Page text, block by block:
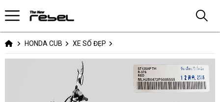
HONDA CUB XE SỐ ĐẸP